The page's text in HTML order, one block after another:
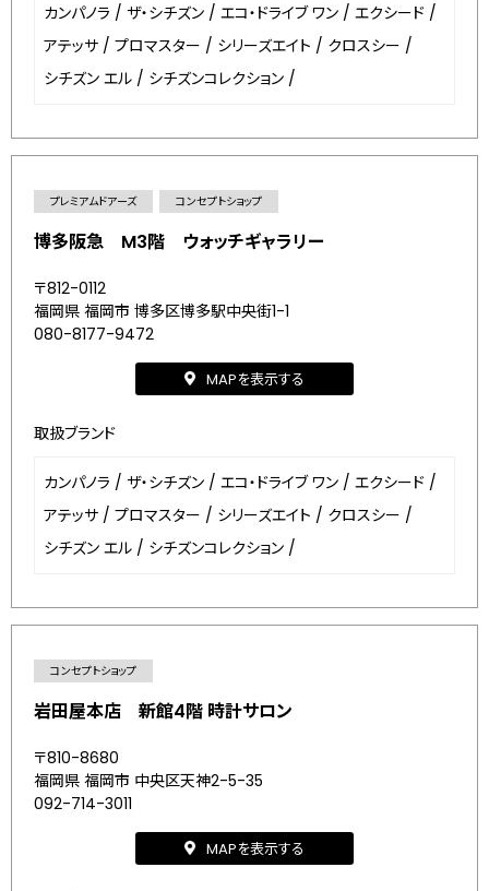
カンパノラ / ザ・シチズン / エコ・ドライブ ワン / エクシード /
アテッサ / プロマスター / シリーズエイト / クロスシー /
シチズン エル / シチズンコレクション /
プレミアムドアーズ コンセプトショップ
博多阪急 M3階 ウォッチギャラリー
〒812-0112
福岡県 福岡市 博多区博多駅中央街1-1
080-8177-9472
MAPを表示する
取扱ブランド
カンパノラ / ザ・シチズン / エコ・ドライブ ワン / エクシード /
アテッサ / プロマスター / シリーズエイト / クロスシー /
シチズン エル / シチズンコレクション /
コンセプトショップ
岩田屋本店 新館4階 時計サロン
〒810-8680
福岡県 福岡市 中央区天神2-5-35
092-714-3011
MAPを表示する